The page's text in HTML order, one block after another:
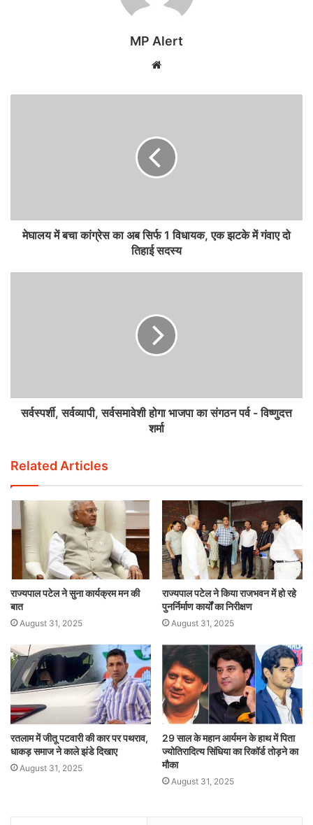
MP Alert
Website
मेघालय में बचा कांग्रेस का अब सिर्फ 1 विधायक, एक झटके में गंवाए दो
तिहाई सदस्य
सर्वस्पर्शी, सर्वव्यापी, सर्वसमावेशी होगा भाजपा का संगठन पर्व - विष्णुदत्त
शर्मा
Related Articles
राज्यपाल पटेल ने सुना कार्यक्रम मन की
बात
August 31, 2025
राज्यपाल पटेल ने किया राजभवन में हो रहे
पुनर्निर्माण कार्यों का निरीक्षण
August 31, 2025
रतलाम में जीतू पटवारी की कार पर पथराव,
धाकड़ समाज ने काले झंडे दिखाए
August 31, 2025
29 साल के महान आर्यमन के हाथ में पिता
ज्योतिरादित्य सिंधिया का रिकॉर्ड तोड़ने का
मौका
August 31, 2025